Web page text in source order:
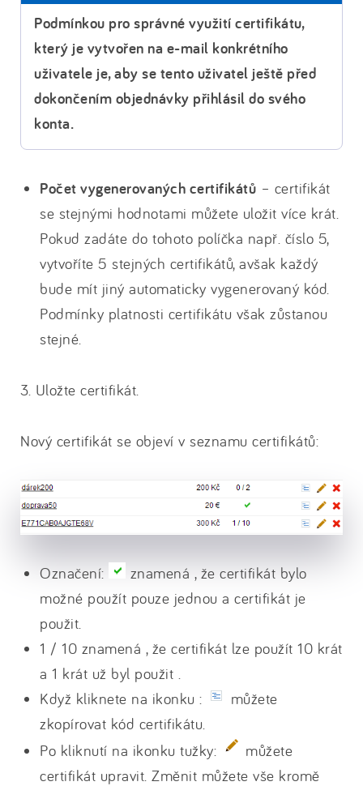
Podmínkou pro správné využití certifikátu,
který je vytvořen na e-mail konkrétního
uživatele je, aby se tento uživatel ještě před
dokončením objednávky přihlásil do svého
konta.
Počet vygenerovaných certifikátů – certifikát
se stejnými hodnotami můžete uložit více krát.
Pokud zadáte do tohoto políčka např. číslo 5,
vytvoříte 5 stejných certifikátů, avšak každý
bude mít jiný automaticky vygenerovaný kód.
Podmínky platnosti certifikátu však zůstanou
stejné.
3. Uložte certifikát.
Nový certifikát se objeví v seznamu certifikátů:
Označení:
znamená , že certifikát bylo
možné použít pouze jednou a certifikát je
použit.
1 / 10 znamená , že certifikát lze použít 10 krát
a 1 krát už byl použit .
Když kliknete na ikonku :
můžete
zkopírovat kód certifikátu.
Po kliknutí na ikonku tužky:
můžete
certifikát upravit. Změnit můžete vše kromě